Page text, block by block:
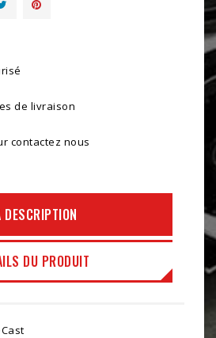
de livraison
contactez nous
DESCRIPTION
DU PRODUIT